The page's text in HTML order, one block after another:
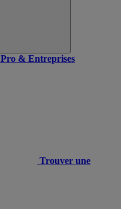
Pro & Entreprises
Trouver une